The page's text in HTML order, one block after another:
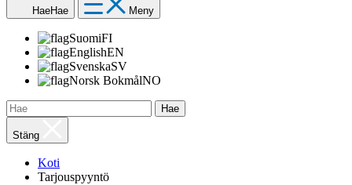
HaeHae Meny
SuomiFI
EnglishEN
SvenskaSV
Norsk BokmålNO
Hae
Stäng
Koti
Tarjouspyyntö